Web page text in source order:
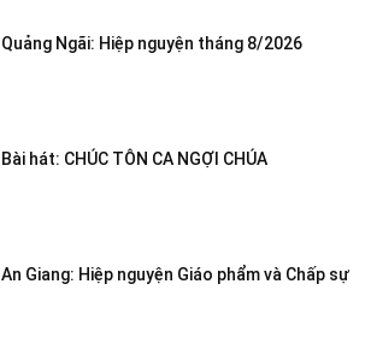
Quảng Ngãi: Hiệp nguyện tháng 8/2026
Bài hát: CHÚC TÔN CA NGỢI CHÚA
An Giang: Hiệp nguyện Giáo phẩm và Chấp sự